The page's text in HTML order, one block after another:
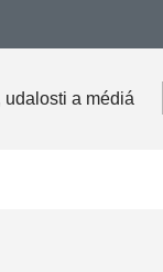
udalosti a médiá